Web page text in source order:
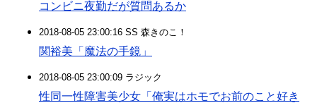
コンビニ夜勤だが質問あるか
2018-08-05 23:00:16 SS 森きのこ！
関裕美「魔法の手鏡」
2018-08-05 23:00:09 ラジック
性同一性障害美少女「俺実はホモでお前のこと好き